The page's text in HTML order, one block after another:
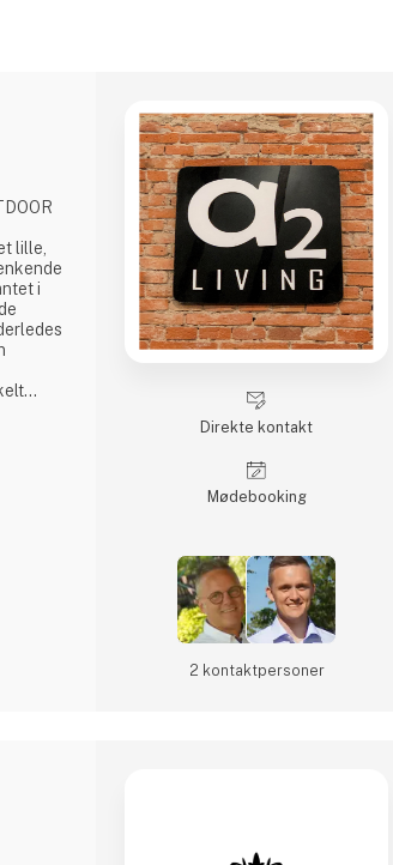
i
Direkte kontakt
Møde­booking
2 kontakt­personer